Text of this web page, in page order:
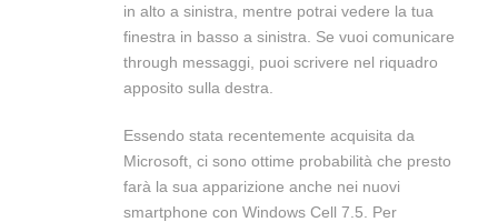
in alto a sinistra, mentre potrai vedere la tua
finestra in basso a sinistra. Se vuoi comunicare
through messaggi, puoi scrivere nel riquadro
apposito sulla destra.
Essendo stata recentemente acquisita da
Microsoft, ci sono ottime probabilità che presto
farà la sua apparizione anche nei nuovi
smartphone con Windows Cell 7.5. Per